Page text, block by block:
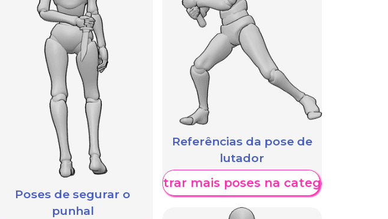
Poses de segurar o
punhal
Referências da pose de
lutador
Mostrar mais poses na categoria